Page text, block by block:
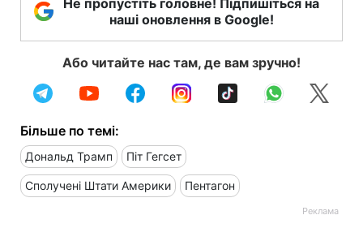
наші оновлення в Google!
Або читайте нас там, де вам зручно!
Більше по темі:
Дональд Трамп Піт Гегсет
Сполучені Штати Америки Пентагон